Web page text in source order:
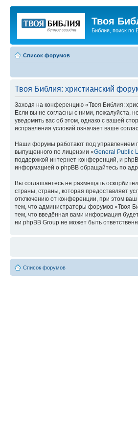
Твоя
Библия, поиск по
Список форумов
Твоя Библия: христианский
Заходя на конференцию «Твоя Библия:
Если вы не согласны с ними, пожалуйста,
уведомить вас об этом, однако с вашей
исправления условий означает ваше
Наши форумы работают под управлением
выпущенного по лицензии «General Public
поддержкой интернет-конференций, и
информацией о phpBB обращайтесь по
Вы соглашаетесь не размещать
страны, страны, которая предоставляет
отключению от конференции, при этом ваш
тем, что администраторы форумов «Твоя
тем, что введённая вами информация
ни phpBB Group не может быть
Список форумов